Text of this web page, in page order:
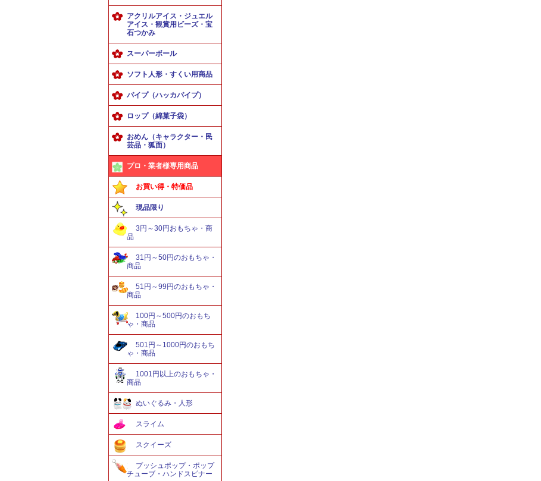
アクリルアイス・ジュエル
アイス・観賞用ビーズ・宝
石つかみ
スーパーボール
ソフト人形・すくい用商品
パイプ（ハッカパイプ）
ロップ（綿菓子袋）
おめん（キャラクター・民
芸品・狐面）
プロ・業者様専用商品
お買い得・特価品
現品限り
3円～30円おもちゃ・商
品
31円～50円のおもちゃ・
商品
51円～99円のおもちゃ・
商品
100円～500円のおもち
ゃ・商品
501円～1000円のおもち
ゃ・商品
1001円以上のおもちゃ・
商品
ぬいぐるみ・人形
スライム
スクイーズ
プッシュポップ・ポップ
チューブ・ハンドスピナー